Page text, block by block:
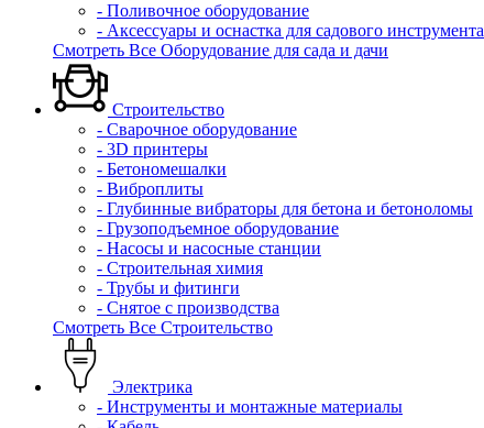
- Поливочное оборудование
- Аксессуары и оснастка для садового инструмента
Смотреть Все Оборудование для сада и дачи
Строительство
- Сварочное оборудование
- 3D принтеры
- Бетономешалки
- Виброплиты
- Глубинные вибраторы для бетона и бетоноломы
- Грузоподъемное оборудование
- Насосы и насосные станции
- Строительная химия
- Трубы и фитинги
- Снятое с производства
Смотреть Все Строительство
Электрика
- Инструменты и монтажные материалы